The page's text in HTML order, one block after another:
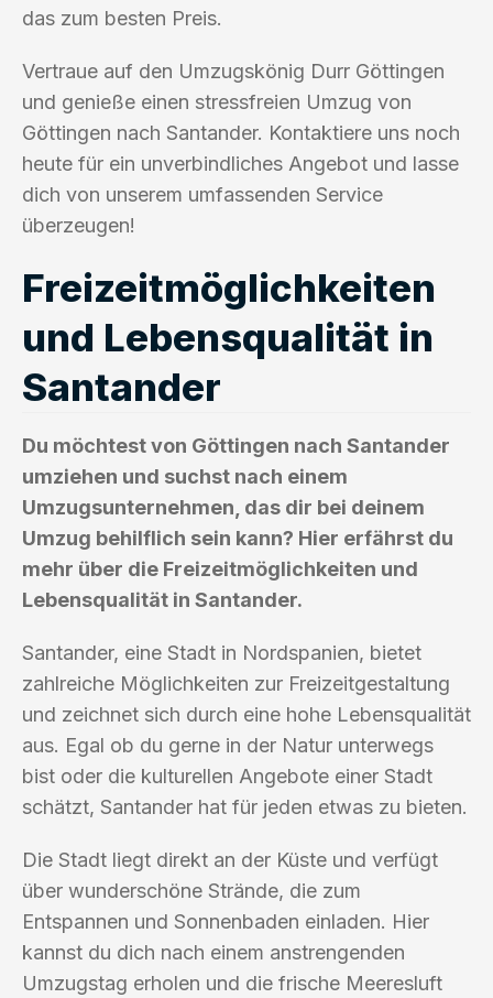
das zum besten Preis.
Vertraue auf den Umzugskönig Durr Göttingen
und genieße einen stressfreien Umzug von
Göttingen nach Santander. Kontaktiere uns noch
heute für ein unverbindliches Angebot und lasse
dich von unserem umfassenden Service
überzeugen!
Freizeitmöglichkeiten
und Lebensqualität in
Santander
Du möchtest von Göttingen nach Santander
umziehen und suchst nach einem
Umzugsunternehmen, das dir bei deinem
Umzug behilflich sein kann? Hier erfährst du
mehr über die Freizeitmöglichkeiten und
Lebensqualität in Santander.
Santander, eine Stadt in Nordspanien, bietet
zahlreiche Möglichkeiten zur Freizeitgestaltung
und zeichnet sich durch eine hohe Lebensqualität
aus. Egal ob du gerne in der Natur unterwegs
bist oder die kulturellen Angebote einer Stadt
schätzt, Santander hat für jeden etwas zu bieten.
Die Stadt liegt direkt an der Küste und verfügt
über wunderschöne Strände, die zum
Entspannen und Sonnenbaden einladen. Hier
kannst du dich nach einem anstrengenden
Umzugstag erholen und die frische Meeresluft